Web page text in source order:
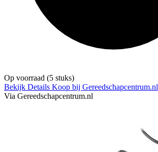
Op voorraad (5 stuks)
Bekijk Details Koop bij Gereedschapcentrum.nl
Via Gereedschapcentrum.nl